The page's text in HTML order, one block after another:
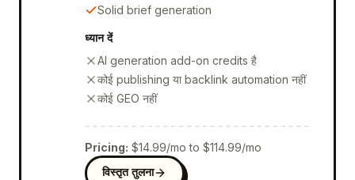
Solid brief generation
ध्यान दें
AI generation add-on credits है
कोई publishing या backlink automation नहीं
कोई GEO नहीं
Pricing: $14.99/mo to $114.99/mo
विस्तृत तुलना